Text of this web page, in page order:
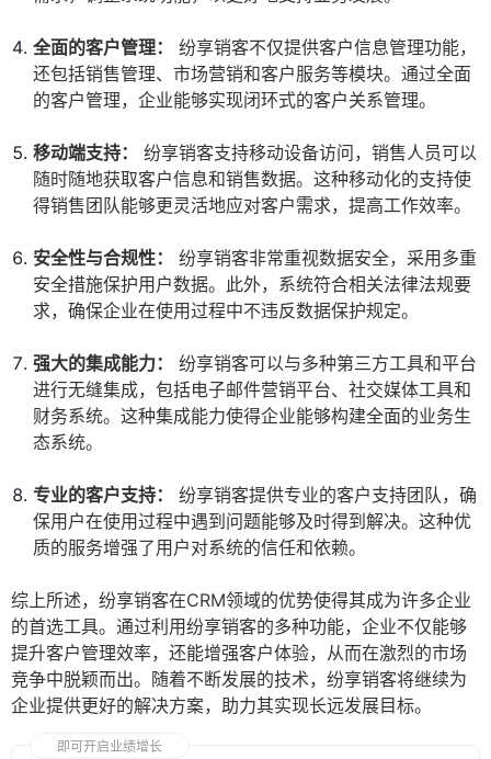
全面的客户管理：
纷享销客不仅提供客户信息管理功能，
还包括销售管理、市场营销和客户服务等模块。通过全面
的客户管理，企业能够实现闭环式的客户关系管理。
移动端支持：
纷享销客支持移动设备访问，销售人员可以
随时随地获取客户信息和销售数据。这种移动化的支持使
得销售团队能够更灵活地应对客户需求，提高工作效率。
安全性与合规性：
纷享销客非常重视数据安全，采用多重
安全措施保护用户数据。此外，系统符合相关法律法规要
求，确保企业在使用过程中不违反数据保护规定。
强大的集成能力：
纷享销客可以与多种第三方工具和平台
进行无缝集成，包括电子邮件营销平台、社交媒体工具和
财务系统。这种集成能力使得企业能够构建全面的业务生
态系统。
专业的客户支持：
纷享销客提供专业的客户支持团队，确
保用户在使用过程中遇到问题能够及时得到解决。这种优
质的服务增强了用户对系统的信任和依赖。
综上所述，纷享销客在CRM领域的优势使得其成为许多企业
的首选工具。通过利用纷享销客的多种功能，企业不仅能够
提升客户管理效率，还能增强客户体验，从而在激烈的市场
竞争中脱颖而出。随着不断发展的技术，纷享销客将继续为
企业提供更好的解决方案，助力其实现长远发展目标。
即可开启业绩增长